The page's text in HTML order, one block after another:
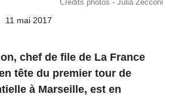
Crédits photos - Julia Zecconi
11 mai 2017
chef de file de La France
tête du premier tour de
à Marseille, est en